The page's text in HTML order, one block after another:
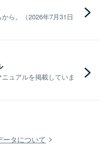
ら。（2026年7月31日
ュアルを掲載していま
タについて